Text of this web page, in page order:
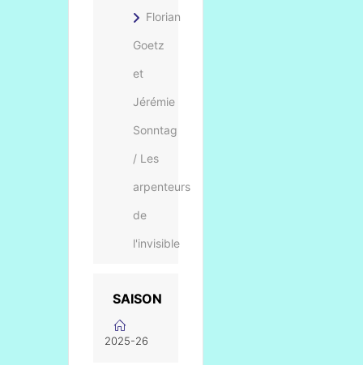
Florian
Goetz
et
Jérémie
Sonntag
/ Les
arpenteurs
de
l'invisible
SAISON
2025-26